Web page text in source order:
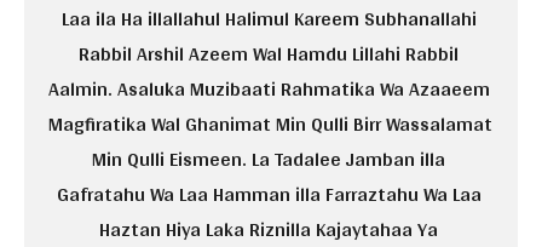
Laa ila Ha illallahul Halimul Kareem Subhanallahi
Rabbil Arshil Azeem Wal Hamdu Lillahi Rabbil
Aalmin. Asaluka Muzibaati Rahmatika Wa Azaaeem
Magfiratika Wal Ghanimat Min Qulli Birr Wassalamat
Min Qulli Eismeen. La Tadalee Jamban illa
Gafratahu Wa Laa Hamman illa Farraztahu Wa Laa
Haztan Hiya Laka Riznilla Kajaytahaa Ya